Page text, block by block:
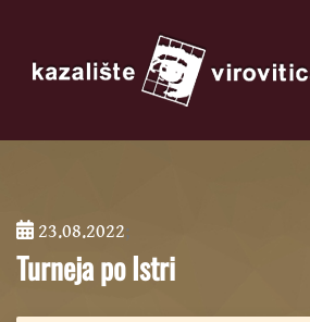
23.08.2022;
Turneja po Istri